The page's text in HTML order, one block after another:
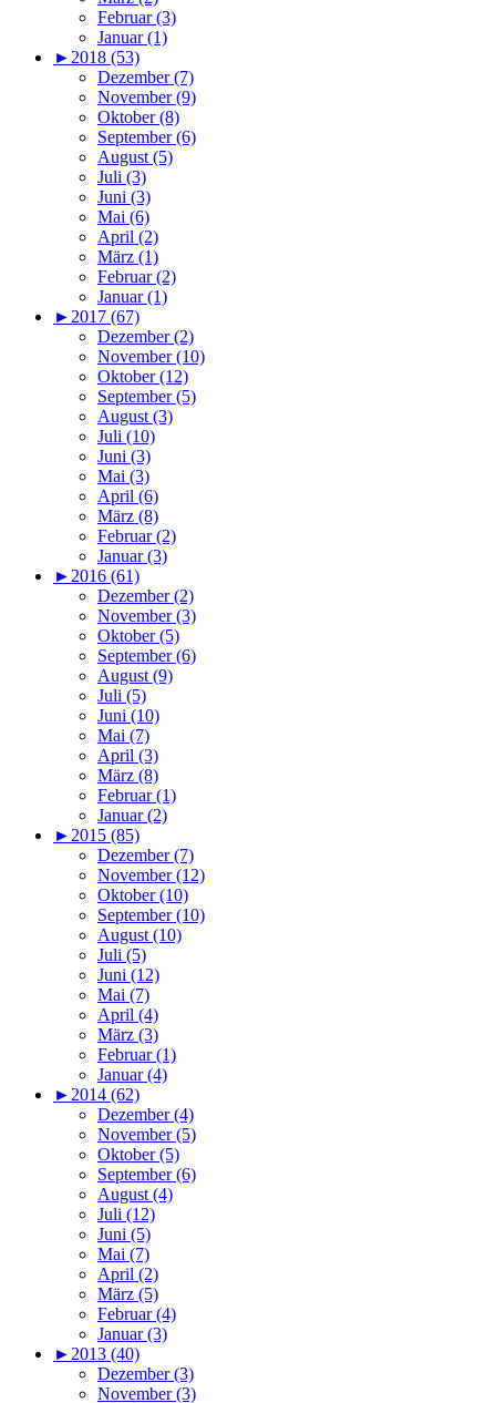
Februar (3)
Januar (1)
► 2018 (53)
Dezember (7)
November (9)
Oktober (8)
September (6)
August (5)
Juli (3)
Juni (3)
Mai (6)
April (2)
März (1)
Februar (2)
Januar (1)
► 2017 (67)
Dezember (2)
November (10)
Oktober (12)
September (5)
August (3)
Juli (10)
Juni (3)
Mai (3)
April (6)
März (8)
Februar (2)
Januar (3)
► 2016 (61)
Dezember (2)
November (3)
Oktober (5)
September (6)
August (9)
Juli (5)
Juni (10)
Mai (7)
April (3)
März (8)
Februar (1)
Januar (2)
► 2015 (85)
Dezember (7)
November (12)
Oktober (10)
September (10)
August (10)
Juli (5)
Juni (12)
Mai (7)
April (4)
März (3)
Februar (1)
Januar (4)
► 2014 (62)
Dezember (4)
November (5)
Oktober (5)
September (6)
August (4)
Juli (12)
Juni (5)
Mai (7)
April (2)
März (5)
Februar (4)
Januar (3)
► 2013 (40)
Dezember (3)
November (3)